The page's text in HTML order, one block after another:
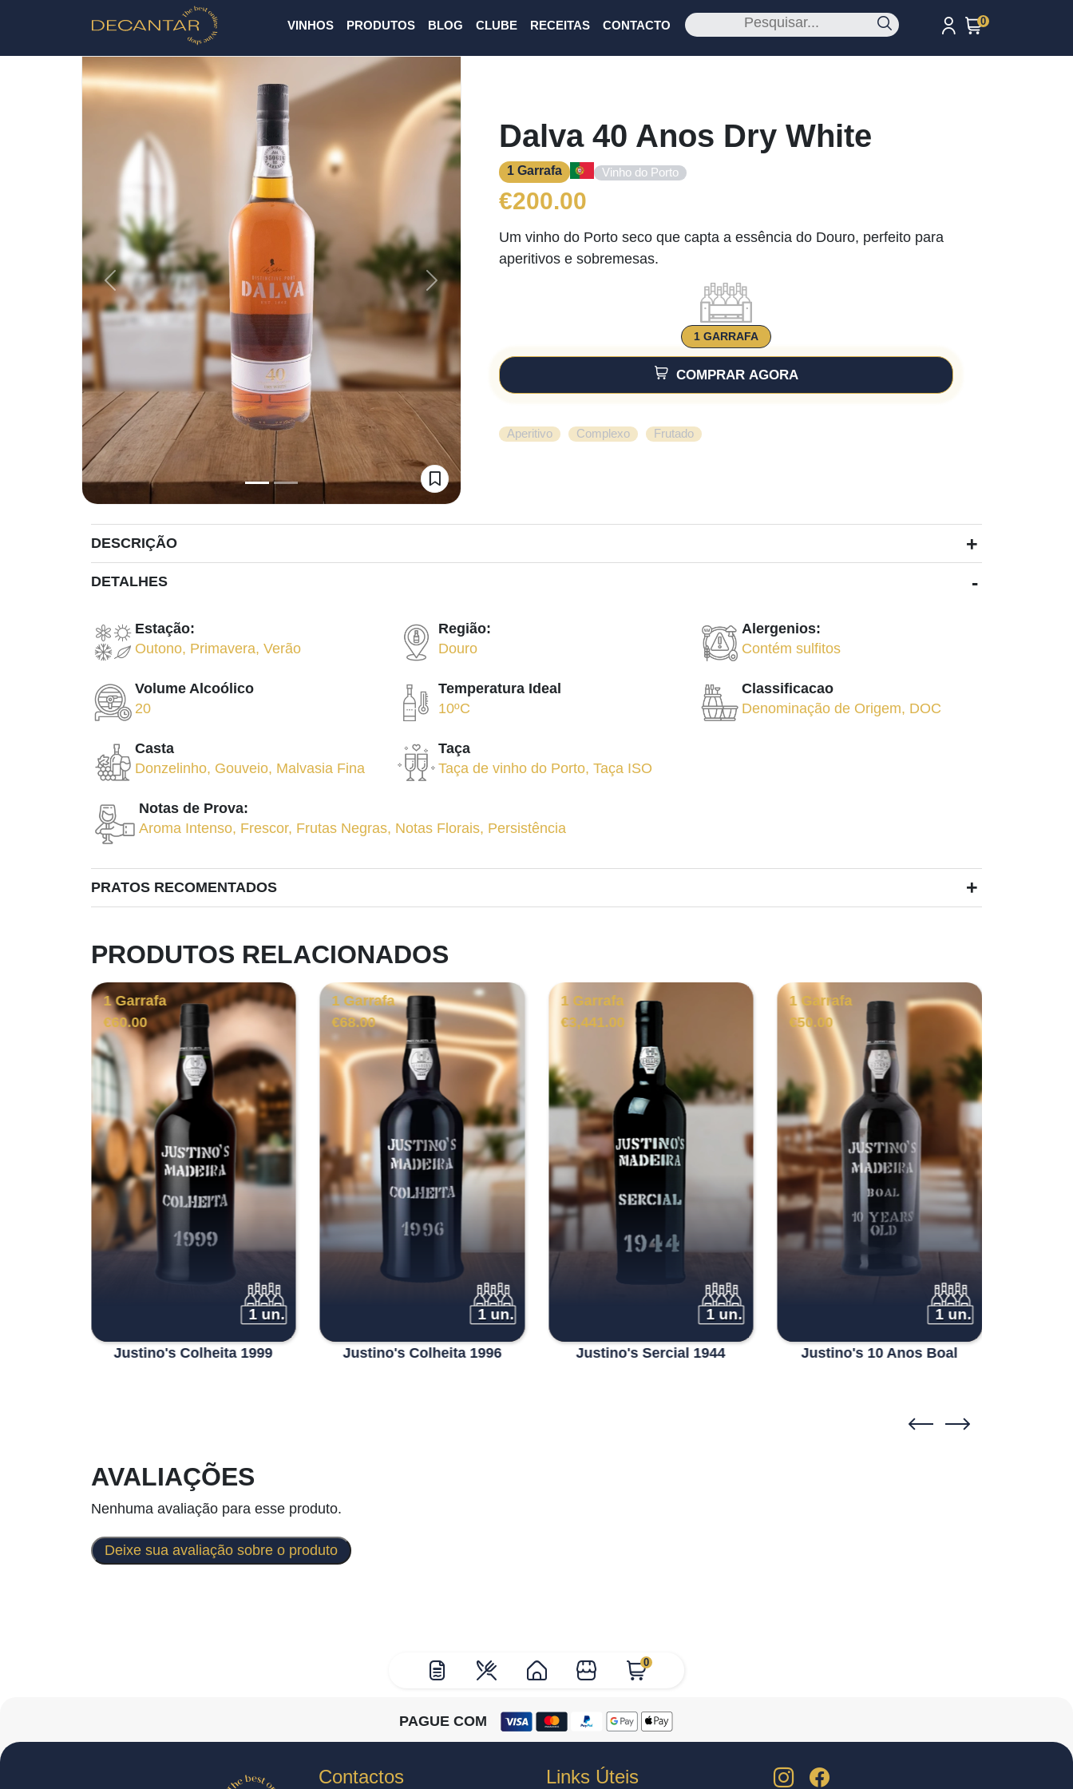
VINHOS PRODUTOS BLOG CLUBE RECEITAS CONTACTO 0
0
Previous Next
Dalva 40 Anos Dry White
1 Garrafa Vinho do Porto
€200.00
Um vinho do Porto seco que capta a essência do Douro, perfeito para
aperitivos e sobremesas.
1 GARRAFA
COMPRAR AGORA
Aperitivo Complexo Frutado
DESCRIÇÃO +
DETALHES -
Estação:
Outono, Primavera, Verão
Região:
Douro
Alergenios:
Contém sulfitos
Volume Alcoólico
20
Temperatura Ideal
10ºC
Classificacao
Denominação de Origem, DOC
Casta
Donzelinho, Gouveio, Malvasia Fina
Taça
Taça de vinho do Porto, Taça ISO
Notas de Prova:
Aroma Intenso, Frescor, Frutas Negras, Notas Florais, Persistência
PRATOS RECOMENTADOS +
PRODUTOS RELACIONADOS
1 Garrafa
€60.00
1 un.
Justino's Colheita 1999
1 Garrafa
€68.00
1 un.
Justino's Colheita 1996
1 Garrafa
€3,441.00
1 un.
Justino's Sercial 1944
1 Garrafa
€50.00
1 un.
Justino's 10 Anos Boal
AVALIAÇÕES
Nenhuma avaliação para esse produto.
Deixe sua avaliação sobre o produto
PAGUE COM
Contactos Links Úteis